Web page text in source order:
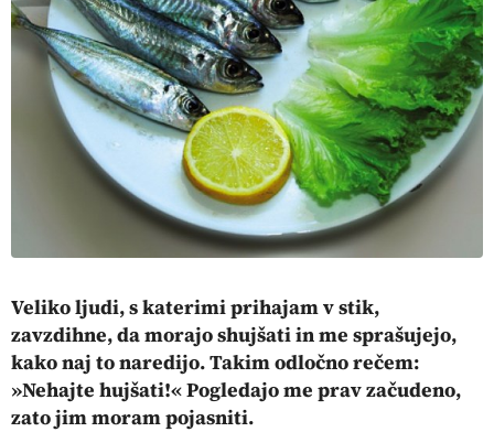
Veliko ljudi, s katerimi prihajam v stik,
zavzdihne, da morajo shujšati in me sprašujejo,
kako naj to naredijo. Takim odločno rečem:
»Nehajte hujšati!« Pogledajo me prav začudeno,
zato jim moram pojasniti.